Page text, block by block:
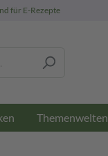
für E-Rezepte
Themenwelten